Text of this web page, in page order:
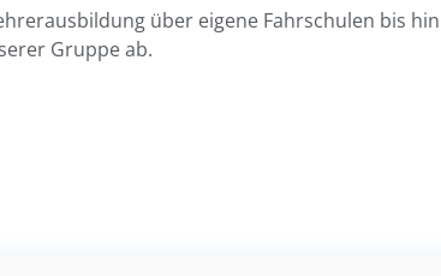
über eigene Fahrschulen bis hin
Gruppe ab.